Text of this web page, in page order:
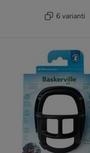
6 varianti